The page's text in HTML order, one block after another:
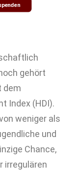
gehört
dem
Index (HDI).
weniger als
und
Chance,
irregulären